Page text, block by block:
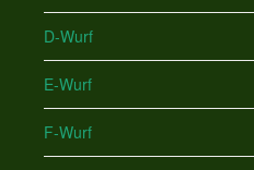
D-Wurf
E-Wurf
F-Wurf